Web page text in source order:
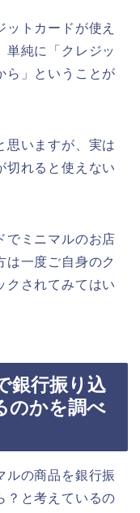
トカードが使え
単純に「クレジッ
ら」ということが
思いますが、実は
切れると使えない
でミニマルのお店
は一度ご自身のク
クされてみてはい
銀行振り込
のかを調べ
ルの商品を銀行振
？と考えているの